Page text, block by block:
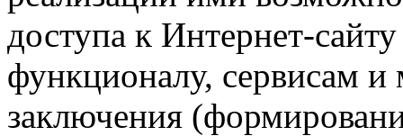
доступа к Интернет-
функционалу, сервисам и
заключения